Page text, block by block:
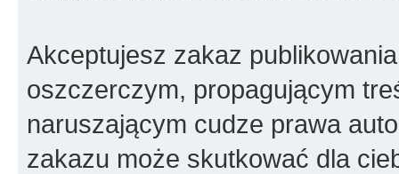
Akceptujesz zakaz
oszczerczym, propagującym
naruszającym cudze prawa
zakazu może skutkować dla